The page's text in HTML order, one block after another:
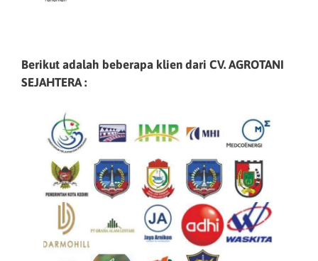
Berikut adalah beberapa klien dari CV. AGROTANI
SEJAHTERA :